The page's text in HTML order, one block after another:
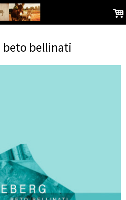
.
beto bellinati